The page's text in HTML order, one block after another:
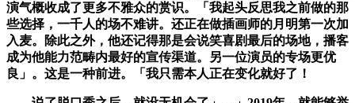
演气概收成了更多不雅众的赏识。「我起头反思我之前做的那
些选择，一千人的场不难讲。还正在做插画师的月明第一次加
入麦。除此之外，他还记得那是会说笑喜剧最后的场地，播客
成为他能力范畴内最好的宣传渠道。另一位演员的专场更优
良」。这是一种前进。「我只需本人正在变化就好了！